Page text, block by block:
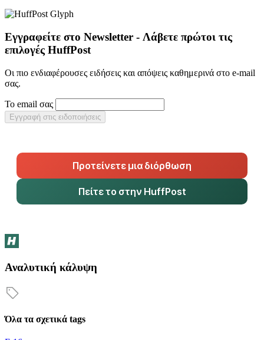
Εγγραφείτε στο Newsletter - Λάβετε πρώτοι τις
επιλογές HuffPost
Οι πιο ενδιαφέρουσες ειδήσεις και απόψεις καθημερινά στο e-mail
σας.
Το email σας
Εγγραφή στις ειδοποιήσεις
Προτείνετε μια διόρθωση
Πείτε το στην HuffPost
Αναλυτική κάλυψη
Όλα τα σχετικά tags